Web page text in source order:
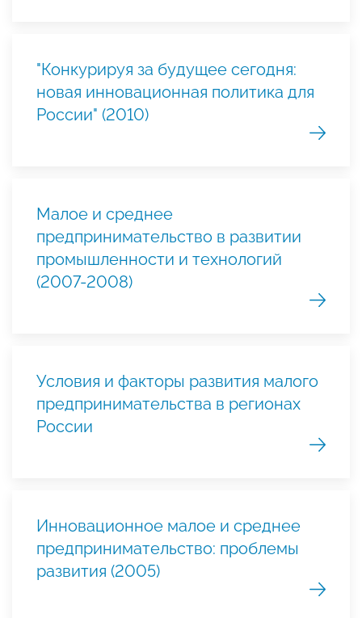
"Конкурируя за будущее сегодня:
новая инновационная политика для
России" (2010)
Малое и среднее
предпринимательство в развитии
промышленности и технологий
(2007-2008)
Условия и факторы развития малого
предпринимательства в регионах
России
Инновационное малое и среднее
предпринимательство: проблемы
развития (2005)